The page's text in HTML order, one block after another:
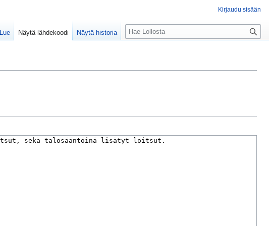
Kirjaudu sisään
Lue Näytä lähdekoodi Näytä historia
H
a